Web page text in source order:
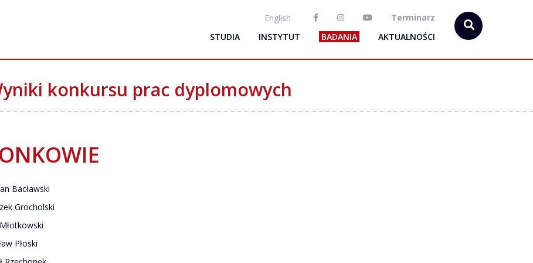
English
Terminarz
STUDIA
INSTYTUT BADANIA AKTUALNOŚCI
konkursu prac dyplomowych
Bacławski
Grocholski
Płoski